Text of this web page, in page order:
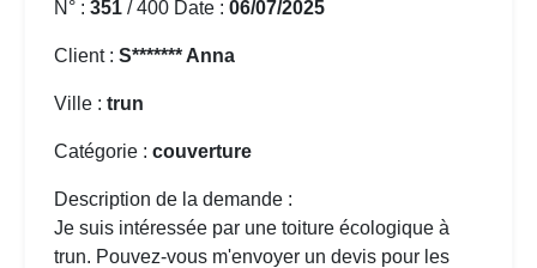
N° : 351 / 400 Date : 06/07/2025
Client : S******* Anna
Ville : trun
Catégorie : couverture
Description de la demande :
Je suis intéressée par une toiture écologique à
trun. Pouvez-vous m'envoyer un devis pour les